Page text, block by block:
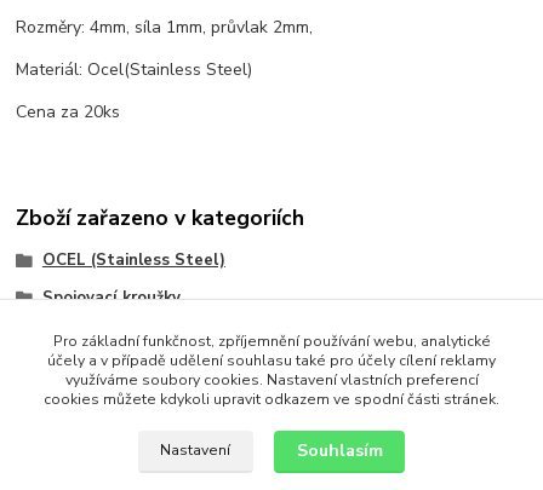
Rozměry: 4mm, síla 1mm, průvlak 2mm,
Materiál: Ocel(Stainless Steel)
Cena za 20ks
Zboží zařazeno v kategoriích
OCEL (Stainless Steel)
Spojovací kroužky
Komponenty
Z chirurgické oceli
Pro základní funkčnost, zpříjemnění používání webu, analytické
účely a v případě udělení souhlasu také pro účely cílení reklamy
využíváme soubory cookies. Nastavení vlastních preferencí
cookies můžete kdykoli upravit odkazem ve spodní části stránek.
Nastavení Souhlasím